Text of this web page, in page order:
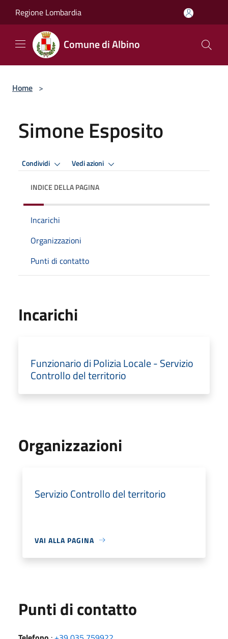
Regione Lombardia
Comune di Albino
Home >
Simone Esposito
Condividi Vedi azioni
INDICE DELLA PAGINA
Incarichi
Organizzazioni
Punti di contatto
Incarichi
Funzionario di Polizia Locale - Servizio
Controllo del territorio
Organizzazioni
Servizio Controllo del territorio
VAI ALLA PAGINA
Punti di contatto